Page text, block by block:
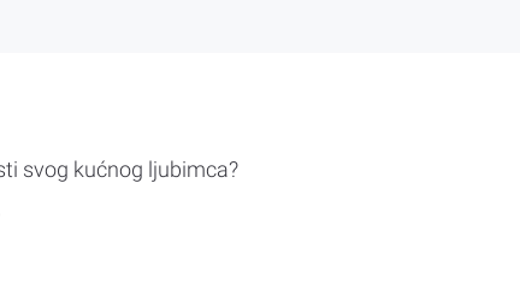
svog kućnog ljubimca?